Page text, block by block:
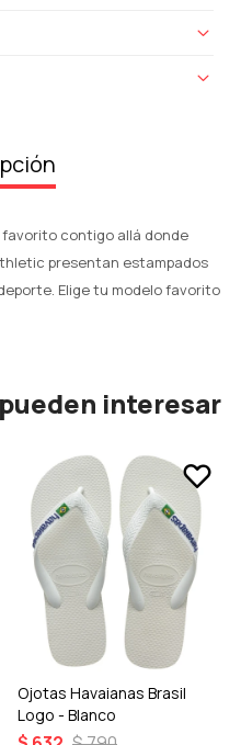
contigo allá donde
presentan estampados
Elige tu modelo favorito
interesar
Ojotas Havaianas Brasil
Logo - Blanco